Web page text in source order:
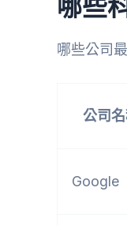
哪些公司
公司
Google